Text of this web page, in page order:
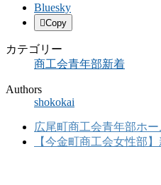
Bluesky
Copy
カテゴリー
商工会青年部新着
Authors
shokokai
広尾町商工会青年部ホ
【今金町商工会女性部